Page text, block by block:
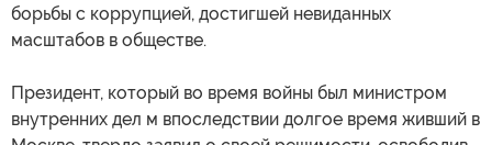
борьбы с коррупцией, достигшей невиданных
масштабов в обществе.
Президент, который во время войны был министром
внутренних дел м впоследствии долгое время живший в